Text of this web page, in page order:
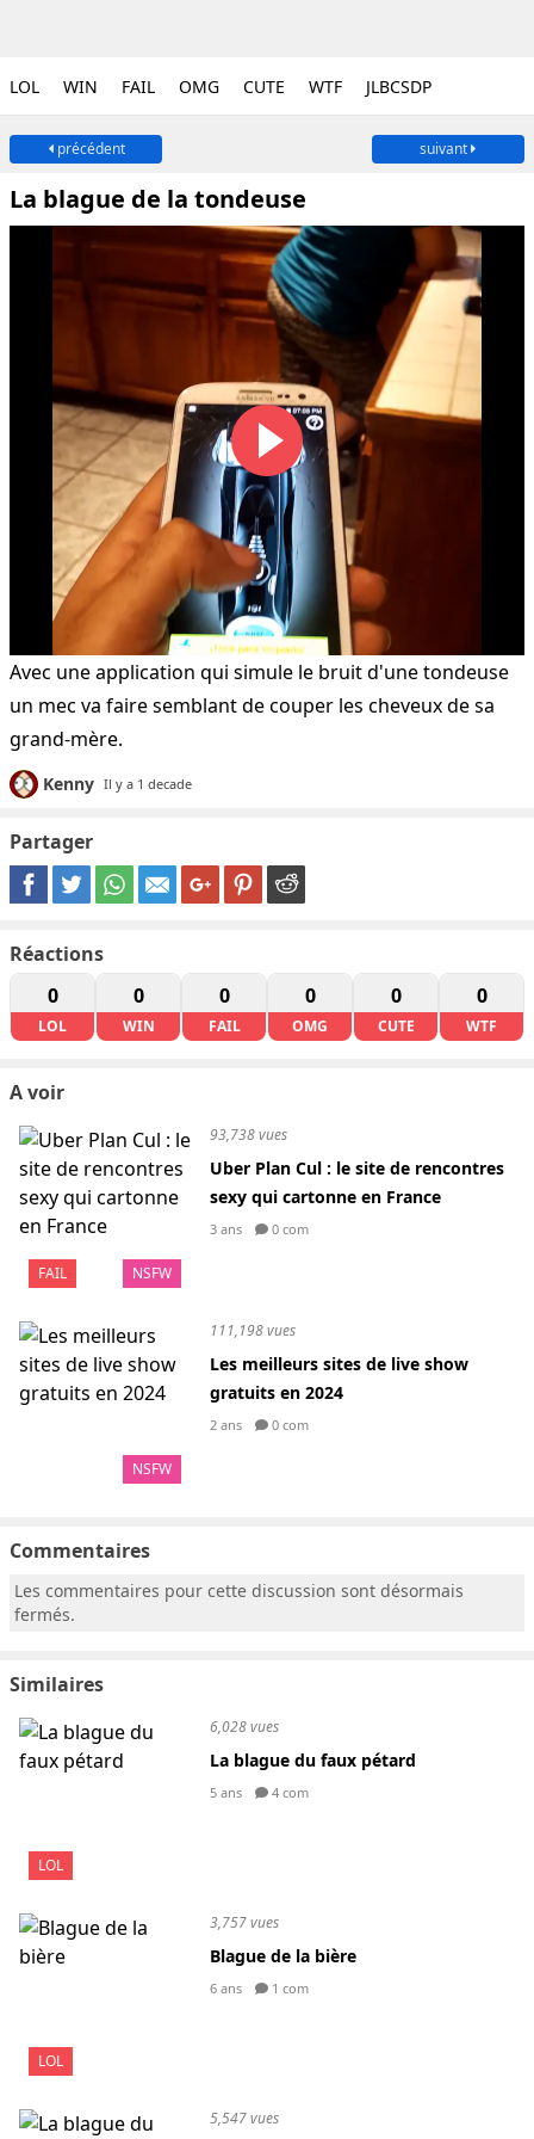
LOL WIN FAIL OMG CUTE WTF JLBCSDP
précédent suivant
La blague de la tondeuse
Avec une application qui simule le bruit d'une tondeuse
un mec va faire semblant de couper les cheveux de sa
grand-mère.
Kenny Il y a 1 decade
Partager
Réactions
0
LOL
0
WIN
0
FAIL
0
OMG
0
CUTE
0
WTF
A voir
FAIL NSFW
93,738 vues
Uber Plan Cul : le site de rencontres
sexy qui cartonne en France
3 ans 0 com
NSFW
111,198 vues
Les meilleurs sites de live show
gratuits en 2024
2 ans 0 com
Commentaires
Les commentaires pour cette discussion sont désormais
fermés.
Similaires
LOL
6,028 vues
La blague du faux pétard
5 ans 4 com
LOL
3,757 vues
Blague de la bière
6 ans 1 com
5,547 vues